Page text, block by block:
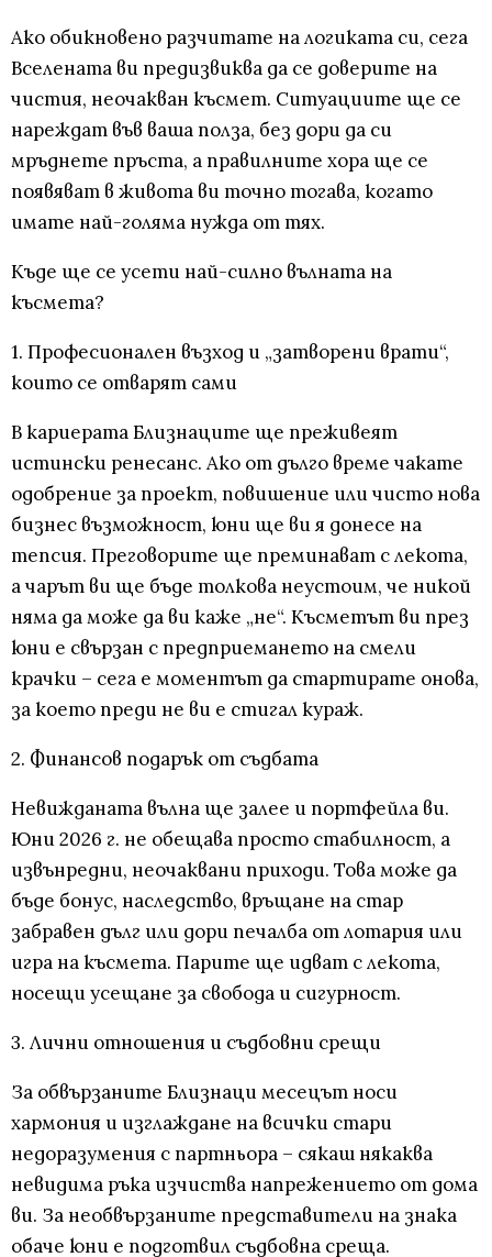
Ако обикновено разчитате на логиката си, сега
Вселената ви предизвиква да се доверите на
чистия, неочакван късмет. Ситуациите ще се
нареждат във ваша полза, без дори да си
мръднете пръста, а правилните хора ще се
появяват в живота ви точно тогава, когато
имате най-голяма нужда от тях.
Къде ще се усети най-силно вълната на
късмета?
1. Професионален възход и „затворени врати“,
които се отварят сами
В кариерата Близнаците ще преживеят
истински ренесанс. Ако от дълго време чакате
одобрение за проект, повишение или чисто нова
бизнес възможност, юни ще ви я донесе на
тепсия. Преговорите ще преминават с лекота,
а чарът ви ще бъде толкова неустоим, че никой
няма да може да ви каже „не“. Късметът ви през
юни е свързан с предприемането на смели
крачки – сега е моментът да стартирате онова,
за което преди не ви е стигал кураж.
2. Финансов подарък от съдбата
Невижданата вълна ще залее и портфейла ви.
Юни 2026 г. не обещава просто стабилност, а
извънредни, неочаквани приходи. Това може да
бъде бонус, наследство, връщане на стар
забравен дълг или дори печалба от лотария или
игра на късмета. Парите ще идват с лекота,
носещи усещане за свобода и сигурност.
3. Лични отношения и съдбовни срещи
За обвързаните Близнаци месецът носи
хармония и изглаждане на всички стари
недоразумения с партньора – сякаш някаква
невидима ръка изчиства напрежението от дома
ви. За необвързаните представители на знака
обаче юни е подготвил съдбовна среща.